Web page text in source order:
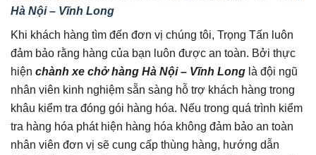
Hà Nội – Vĩnh Long
Khi khách hàng tìm đến đơn vị chúng tôi, Trọng Tấn luôn
đảm bảo rằng hàng của bạn luôn được an toàn. Bởi thực
hiện chành xe chở hàng Hà Nội – Vĩnh Long là đội ngũ
nhân viên kinh nghiệm sẵn sàng hỗ trợ khách hàng trong
khâu kiểm tra đóng gói hàng hóa. Nếu trong quá trình kiểm
tra hàng hóa phát hiện hàng hóa không đảm bảo an toàn
nhân viên đơn vị sẽ cung cấp thùng hàng, hướng dẫn